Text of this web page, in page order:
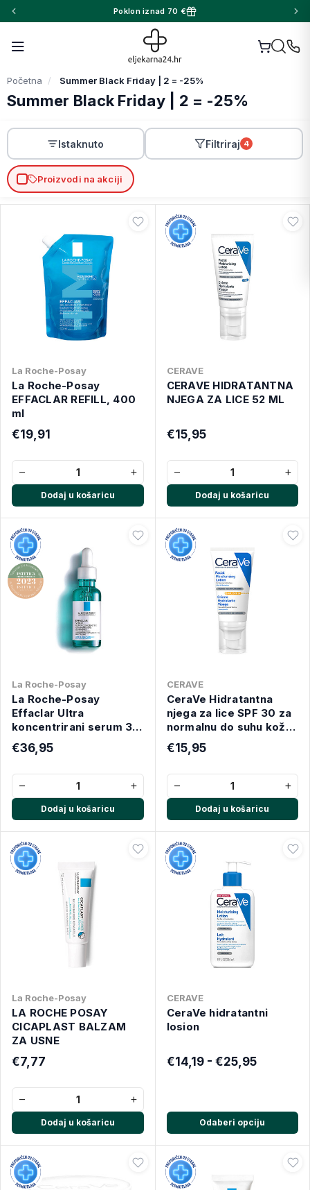
Poklon iznad 70 €
Početna Summer Black Friday | 2 = -25%
Summer Black Friday | 2 = -25%
Istaknuto Filtriraj 4
Proizvodi na akciji
La Roche-Posay
La Roche-Posay
EFFACLAR REFILL, 400
ml
€19,91
− +
Dodaj u košaricu
CERAVE
CERAVE HIDRATANTNA
NJEGA ZA LICE 52 ML
€15,95
− +
Dodaj u košaricu
La Roche-Posay
La Roche-Posay
Effaclar Ultra
koncentrirani serum 30
ml
€36,95
− +
Dodaj u košaricu
CERAVE
CeraVe Hidratantna
njega za lice SPF 30 za
normalnu do suhu kožu
52 ml
€15,95
− +
Dodaj u košaricu
La Roche-Posay
LA ROCHE POSAY
CICAPLAST BALZAM
ZA USNE
€7,77
− +
Dodaj u košaricu
CERAVE
CeraVe hidratantni
losion
€14,19 - €25,95
Odaberi opciju